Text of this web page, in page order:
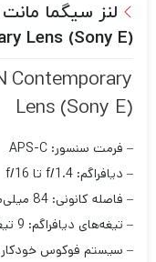
Lens (Sony E)
Contemporary
Lens (Sony E)
– فرمت سنسور: APS-C
– دیافراگم: f/1.4 تا f/16
– فاصله کانونی: 84 میلی‌متر (معادل فول فریم)
– تیغه‌های دیافراگم: 9 تیغه گرد
– سیستم فوکوس خودکار: